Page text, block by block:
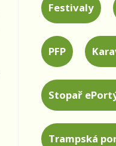
Festivaly
PFP
Stopař
Trampská